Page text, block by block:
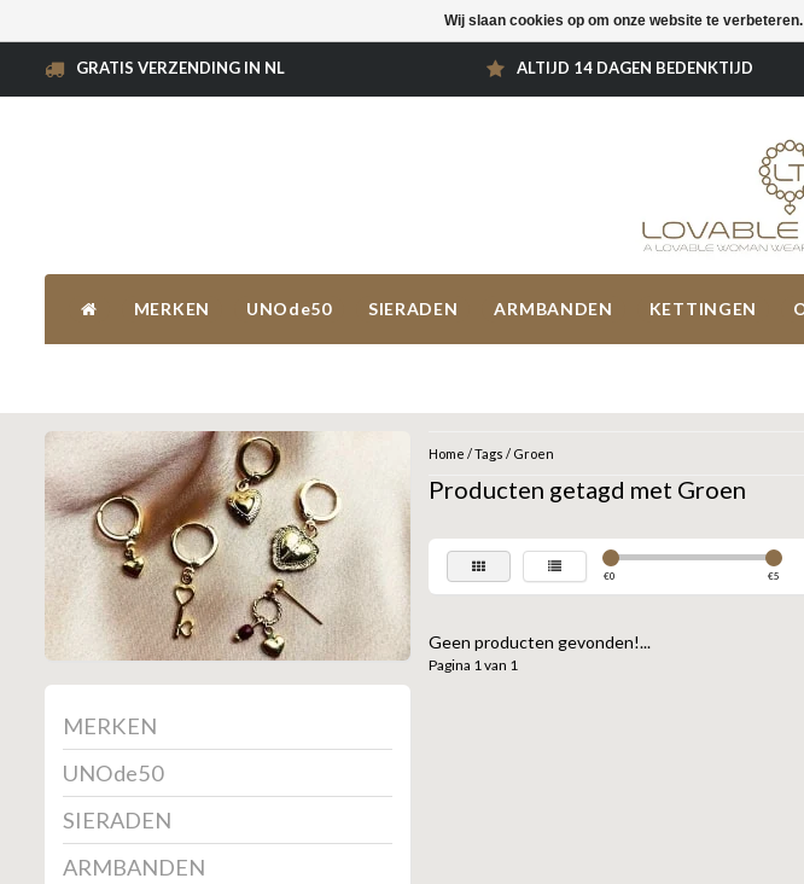
GRATIS VERZENDING IN NL ALTIJD 14 DAGEN BEDENKTIJD
MERKEN UNOde50 SIERADEN ARMBANDEN KETTINGEN
MERKEN
UNOde50
SIERADEN
ARMBANDEN
Home /Tags / Groen
Producten getagd met Groen
€0 €5
Geen producten gevonden!...
Pagina 1 van 1
Wij slaan cookies op om onze website te